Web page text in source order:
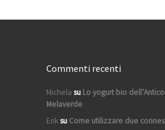
Commenti recenti
Michela su Lo yogurt bio
Melaverde
Eriksu Come utilizzare due